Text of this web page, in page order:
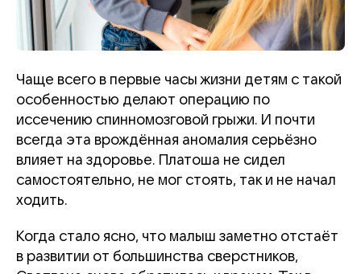
Чаще всего в первые часы жизни детям с такой
особенностью делают операцию по
иссечению спинномозговой грыжи. И почти
всегда эта врождённая аномалия серьёзно
влияет на здоровье. Платоша не сидел
самостоятельно, не мог стоять, так и не начал
ходить.
Когда стало ясно, что малыш заметно отстаёт
в развитии от большинства сверстников,